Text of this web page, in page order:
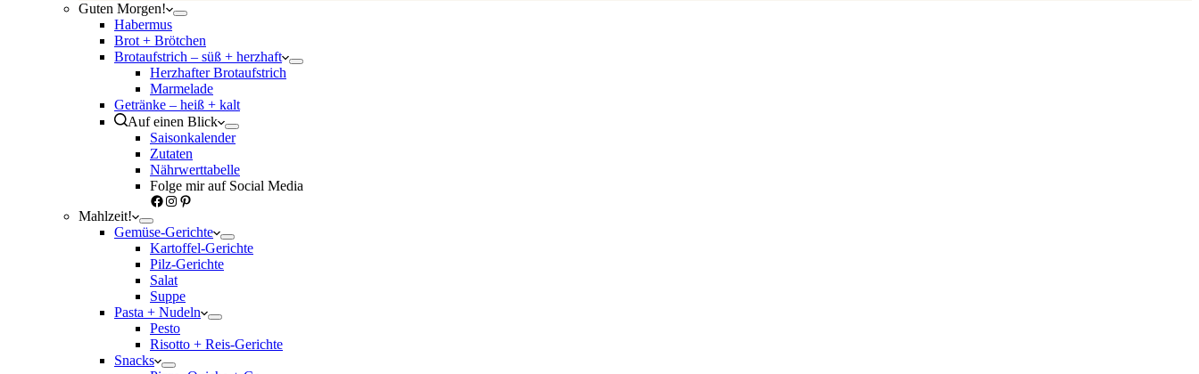
Guten Morgen!
Habermus
Brot + Brötchen
Brotaufstrich – süß + herzhaft
Herzhafter Brotaufstrich
Marmelade
Getränke – heiß + kalt
Auf einen Blick
Saisonkalender
Zutaten
Nährwerttabelle
Folge mir auf Social Media
Facebook
Instagram
Pinterest
Mahlzeit!
Gemüse-Gerichte
Kartoffel-Gerichte
Pilz-Gerichte
Salat
Suppe
Pasta + Nudeln
Pesto
Risotto + Reis-Gerichte
Snacks